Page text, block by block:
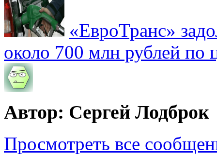
«ЕвроТранс»
около 700 млн рублей
Автор: Сергей Лодброк
Просмотреть все